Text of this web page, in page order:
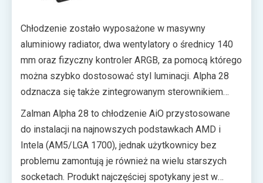
Chłodzenie zostało wyposażone w masywny
aluminiowy radiator, dwa wentylatory o średnicy 140
mm oraz fizyczny kontroler ARGB, za pomocą którego
można szybko dostosować styl luminacji. Alpha 28
odznacza się także zintegrowanym sterownikiem
PWM, gumowymi podkładkami minimalizującymi
drgania rotorów, a także wytrzymałą plecioną tuleją
odporną na wahania temperatury i wysokie ciśnienie.
Zalman Alpha 28 to chłodzenie AiO przystosowane
do instalacji na najnowszych podstawkach AMD i
Intela (AM5/LGA 1700), jednak użytkownicy bez
problemu zamontują je również na wielu starszych
socketach. Produkt najczęściej spotykany jest w